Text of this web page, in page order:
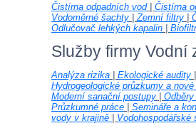
Čistírna odpadních vod| Čistírna
Vodoměrné šachty
Zemní filtry
Odlučovač lehkých kapalin
Služby firmy Vodní
Analýza rizika Ekologické audity
Hydrogeologické průzkumy a
Moderní sanační postupy
Průzkumné práce
Semináře a
vody v krajině
Vodohospodářské